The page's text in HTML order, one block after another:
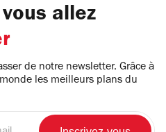
allez
de notre newsletter. Grâce à
les meilleurs plans du